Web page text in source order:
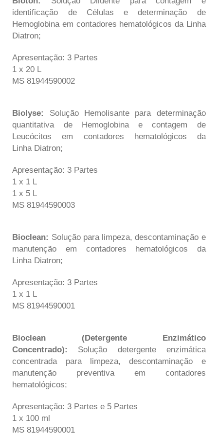
identificação de Células e determinação de
Hemoglobina em contadores hematológicos da Linha
Diatron;
Apresentação: 3 Partes
1 x 20 L
MS 81944590002
Biolyse:
Solução Hemolisante para determinação
quantitativa de Hemoglobina e contagem de
Leucócitos em contadores hematológicos da
Linha Diatron;
Apresentação: 3 Partes
1 x 1 L
1 x 5 L
MS 81944590003
Bioclean: Solução para limpeza, descontaminação e
manutenção em contadores hematológicos da
Linha Diatron;
Apresentação: 3 Partes
1 x 1 L
MS 81944590001
Bioclean (Detergente Enzimático
Concentrado):
Solução detergente enzimática
concentrada para limpeza, descontaminação e
manutenção preventiva em contadores
hematológicos;
Apresentação: 3 Partes e 5 Partes
1 x 100 ml
MS 81944590001